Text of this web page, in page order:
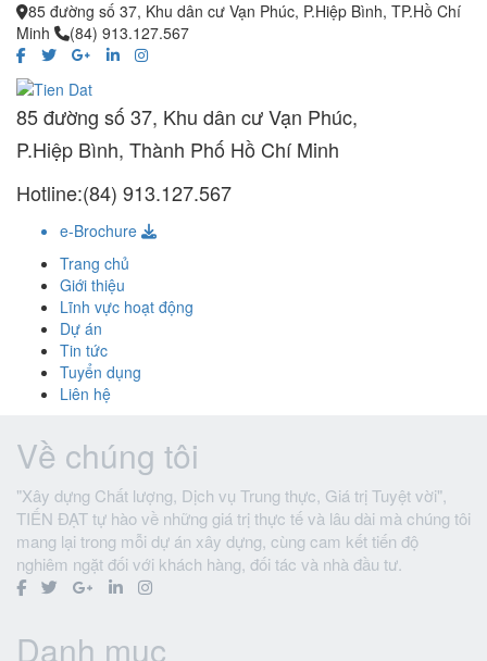
85 đường số 37, Khu dân cư Vạn Phúc, P.Hiệp Bình, TP.Hồ Chí
Minh
(84) 913.127.567
85 đường số 37, Khu dân cư Vạn Phúc,
P.Hiệp Bình, Thành Phố Hồ Chí Minh
Hotline:(84) 913.127.567
e-Brochure
Trang chủ
Giới thiệu
Lĩnh vực hoạt động
Dự án
Tin tức
Tuyển dụng
Liên hệ
Về chúng tôi
"Xây dựng Chất lượng, Dịch vụ Trung thực, Giá trị Tuyệt vời",
TIẾN ĐẠT tự hào về những giá trị thực tế và lâu dài mà chúng tôi
mang lại trong mỗi dự án xây dựng, cùng cam kết tiến độ
nghiêm ngặt đối với khách hàng, đối tác và nhà đầu tư.
Danh mục